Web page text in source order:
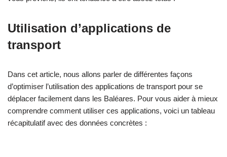
Utilisation d’applications de
transport
Dans cet article, nous allons parler de différentes façons
d’optimiser l’utilisation des applications de transport pour se
déplacer facilement dans les Baléares. Pour vous aider à mieux
comprendre comment utiliser ces applications, voici un tableau
récapitulatif avec des données concrètes :